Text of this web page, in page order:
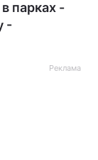
парках -
-
Реклама